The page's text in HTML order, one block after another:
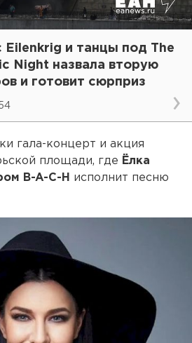
Eilenkrig и танцы под The
Night назвала вторую
и готовит сюрприз
гала-концерт и акция
площади, где Ёлка
B-A-C-H
исполнит песню